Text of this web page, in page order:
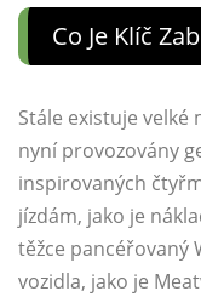
Co Je Klíč
Stále existuje
nyní provozovány
inspirovaných
jízdám, jako je
těžce pancéřovaný
vozidla, jako je